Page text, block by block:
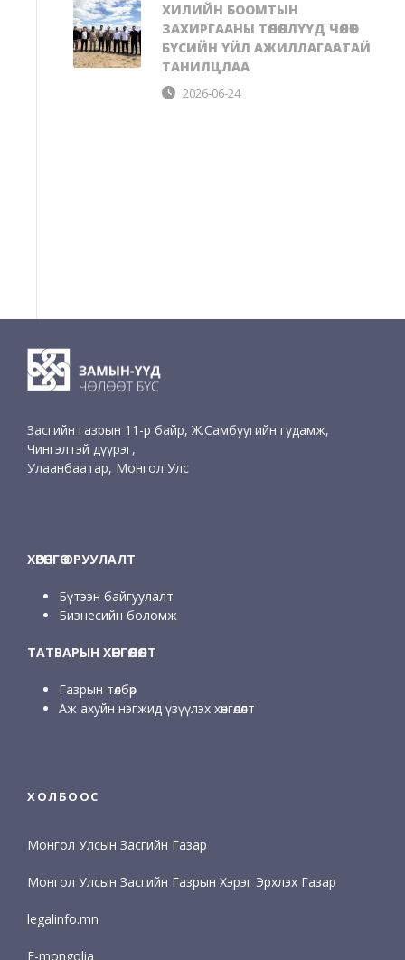
ХИЛИЙН БООМТЫН
ЗАХИРГААНЫ ТӨЛӨӨЛЛҮҮД ЧӨЛӨӨТ
БҮСИЙН ҮЙЛ АЖИЛЛАГААТАЙ
ТАНИЛЦЛАА
2026-06-24
Засгийн газрын 11-р байр, Ж.Самбуугийн гудамж,
Чингэлтэй дүүрэг,
Улаанбаатар, Монгол Улс
ХӨРӨНГӨ ОРУУЛАЛТ
Бүтээн байгуулалт
Бизнесийн боломж
ТАТВАРЫН ХӨНГӨЛӨЛТ
Газрын төлбөр
Аж ахуйн нэгжид үзүүлэх хөнгөлөлт
ХОЛБООС
Монгол Улсын Засгийн Газар
Монгол Улсын Засгийн Газрын Хэрэг Эрхлэх Газар
legalinfo.mn
E-mongolia